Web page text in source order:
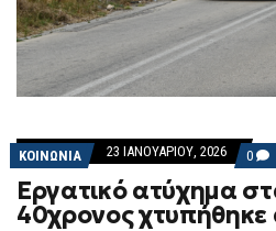
ΚΟΙΝΩΝΙΑ 23 ΙΑΝΟΥΑΡΊΟΥ, 2026 0
ON
ΣΤΑ
Εργατικό ατύχημα
40χρονος